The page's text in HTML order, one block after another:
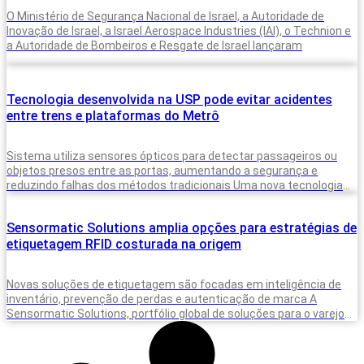
O Ministério de Segurança Nacional de Israel, a Autoridade de
Inovação de Israel, a Israel Aerospace Industries (IAI), o Technion e
a Autoridade de Bombeiros e Resgate de Israel lançaram
Tecnologia desenvolvida na USP pode evitar acidentes
entre trens e plataformas do Metrô
Sistema utiliza sensores ópticos para detectar passageiros ou
objetos presos entre as portas, aumentando a segurança e
reduzindo falhas dos métodos tradicionais Uma nova tecnologia
Sensormatic Solutions amplia opções para estratégias de
etiquetagem RFID costurada na origem
Novas soluções de etiquetagem são focadas em inteligência de
inventário, prevenção de perdas e autenticação de marca A
Sensormatic Solutions, portfólio global de soluções para o varejo